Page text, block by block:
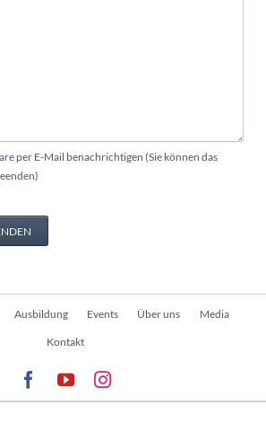
per E-Mail benachrichtigen (Sie können das
Ausbildung Events Über uns Media
Kontakt